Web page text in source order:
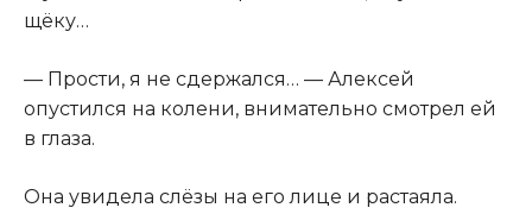
щёку…
— Прости, я не сдержался… — Алексей
опустился на колени, внимательно смотрел ей
в глаза.
Она увидела слёзы на его лице и растаяла.